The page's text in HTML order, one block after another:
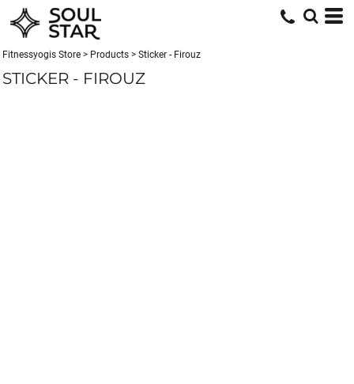
Fitnessyogis Store > Products > Sticker - Firouz
STICKER - FIROUZ